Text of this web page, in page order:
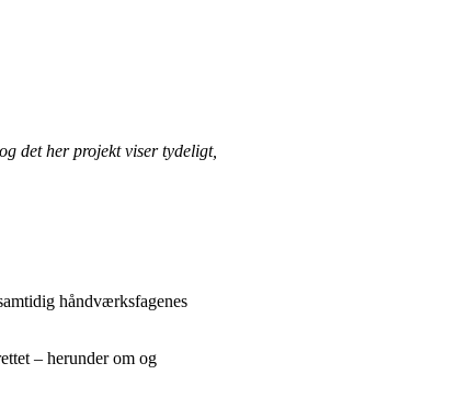
det her projekt viser tydeligt,
håndværksfagenes
– herunder om og